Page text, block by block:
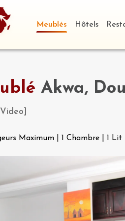
Meublés Hôtels
Akwa,
Maximum 1 Chambre 1 Lit